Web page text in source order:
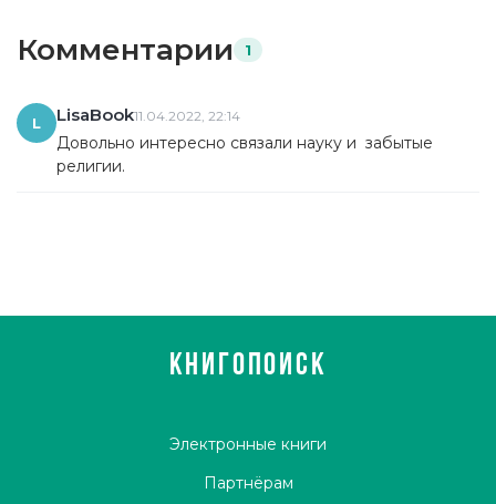
Комментарии 1
L LisaBook11.04.2022, 22:14
Довольно интересно связали науку и забытые
религии.
КНИГОПОИСК
Электронные книги
Партнёрам